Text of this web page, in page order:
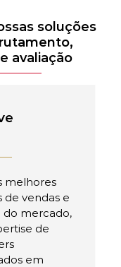
soluções
avaliação
melhores
de vendas e
mercado,
de
em